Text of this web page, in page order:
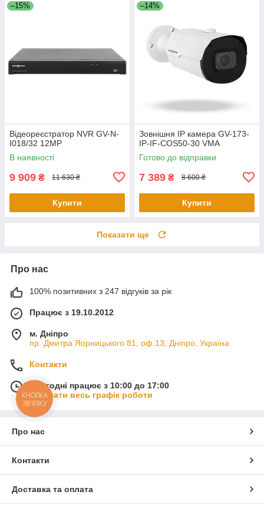
–15%
Відеореєстратор NVR GV-N-
I018/32 12MP
В наявності
9 909 ₴ 11 630 ₴
Купити
–14%
Зовнішня IP камера GV-173-
IP-IF-COS50-30 VMA
Готово до відправки
7 389 ₴ 8 600 ₴
Купити
Показати ще
Про нас
100% позитивних з 247 відгуків за рік
Працює з 19.10.2012
м. Дніпро
пр. Дмитра Яорницького 81, оф.13, Дніпро, Україна
Контакти
Сьогодні працює з 10:00 до 17:00
Показати весь графік роботи
Про нас
Контакти
Доставка та оплата
КНОПКА
ЗВ'ЯЗКУ